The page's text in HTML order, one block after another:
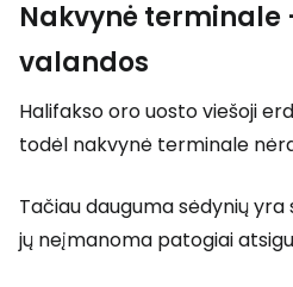
Nakvynė
valandos
Halifakso oro uosto viešoji
todėl nakvynė terminale
Tačiau dauguma sėdynių
jų neįmanoma patogiai